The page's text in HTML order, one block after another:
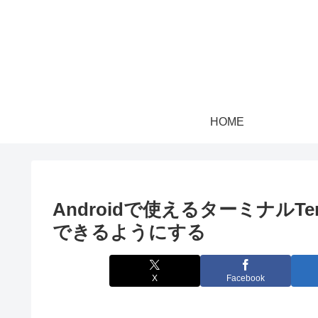
HOME
Androidで使えるターミナル
できるようにする
X Facebook